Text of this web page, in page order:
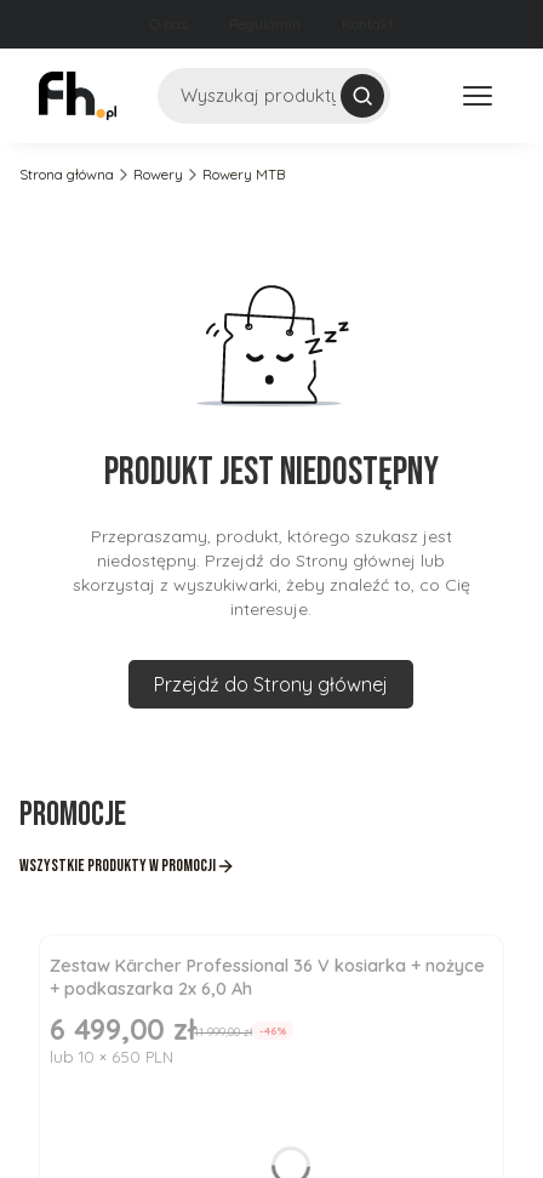
Szukaj
Strona główna Rowery Rowery MTB
Produkt jest niedostępny
Przepraszamy, produkt, którego szukasz jest
niedostępny. Przejdź do Strony głównej lub
skorzystaj z wyszukiwarki, żeby znaleźć to, co Cię
interesuje.
Przejdź do Strony głównej
Promocje
Wszystkie produkty w promocji
Zestaw Kärcher Professional 36 V kosiarka + nożyce
+ podkaszarka 2x 6,0 Ah
Cena promocyjna
6 499,00 zł11 999,00 zł -46%
lub 10 × 650 PLN